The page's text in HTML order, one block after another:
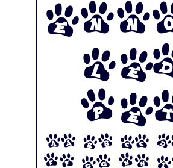
Aa Bb Cc
Ff Gg